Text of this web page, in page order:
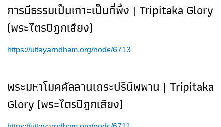
การมีธรรมเป็นเกาะเป็นที่พึ่ง | Tripitaka Glory
(พระไตรปิฎกเสียง)
https://uttayarndham.org/node/6713
พระมหาโมคคัลลานเถระปรินิพพาน | Tripitaka
Glory (พระไตรปิฎกเสียง)